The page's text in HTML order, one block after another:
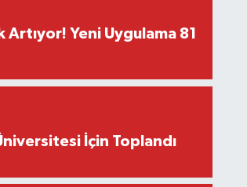
Yeni Uygulama 81
İçin Toplandı